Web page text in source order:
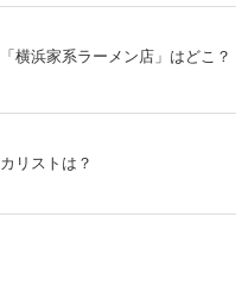
横浜家系ラーメン店」はどこ？
リストは？